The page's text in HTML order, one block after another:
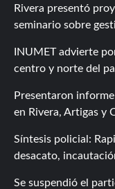
Rivera presentó
seminario sobre
INUMET advierte
centro y norte del
Presentaron
en Rivera, Artigas y
Síntesis policial:
desacato,
Se suspendió el